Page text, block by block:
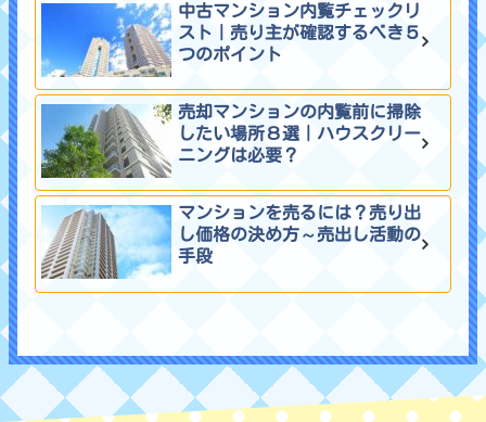
中古マンション内覧チェックリ
スト｜売り主が確認するべき５
つのポイント
売却マンションの内覧前に掃除
したい場所８選｜ハウスクリー
ニングは必要？
マンションを売るには？売り出
し価格の決め方～売出し活動の
手段